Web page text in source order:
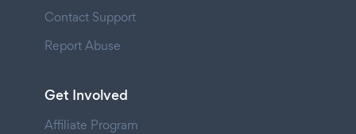
Contact Support
Report Abuse
Get Involved
Affiliate Program